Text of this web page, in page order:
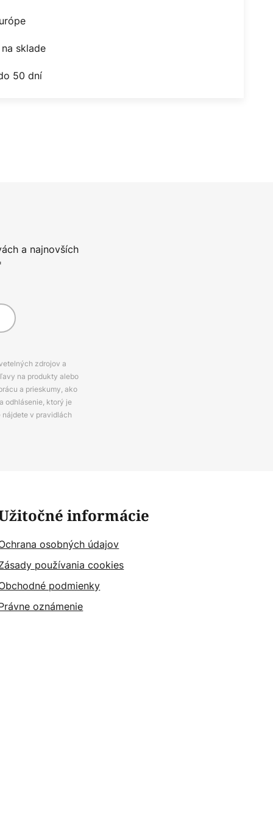
sklade
50 dní
a najnovších
zdrojov a
na produkty alebo
a prieskumy, ako
odhlásenie, ktorý je
v pravidlách
informácie
osobných údajov
používania cookies
podmienky
oznámenie